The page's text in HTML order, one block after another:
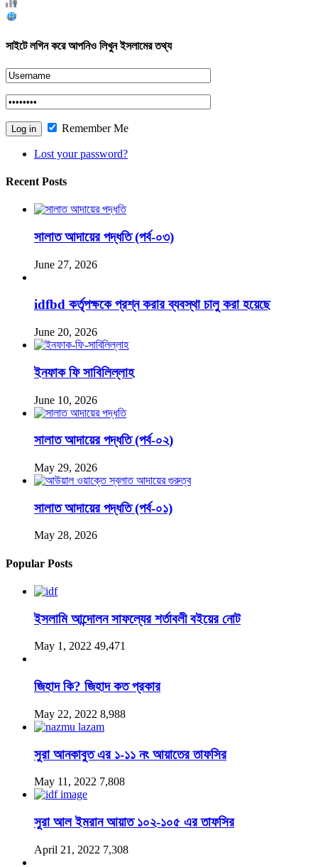
সাইটে লগিন করে আপনিও লিখুন ইসলামের তথ্য
Remember Me
Lost your password?
Recent Posts
সালাত আদায়ের পদ্ধতি (পর্ব-০৩)
June 27, 2026
idfbd কর্তৃপক্ষকে প্রশ্ন করার ব্যবস্থা চালু করা হয়েছে
June 20, 2026
ইনফাক ফি সাবিলিল্লাহ
June 10, 2026
সালাত আদায়ের পদ্ধতি (পর্ব-০২)
May 29, 2026
সালাত আদায়ের পদ্ধতি (পর্ব-০১)
May 28, 2026
Popular Posts
ইসলামি আন্দোলন সাফল্যের শর্তাবলী বইয়ের নোট
May 1, 2022 49,471
জিহাদ কি? জিহাদ কত প্রকার
May 22, 2022 8,988
সুরা আনকাবুত এর ১-১১ নং আয়াতের তাফসির
May 11, 2022 7,808
সুরা আল ইমরান আয়াত ১০২-১০৫ এর তাফসির
April 21, 2022 7,308